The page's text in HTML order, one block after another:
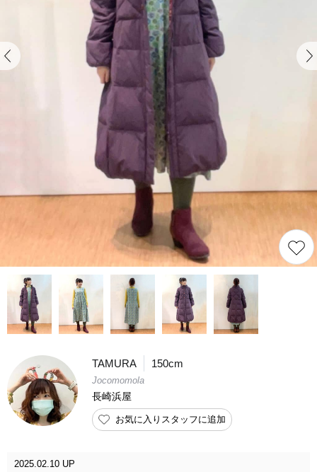
TAMURA 150cm
Jocomomola
長崎浜屋
お気に入りスタッフに追加
2025.02.10 UP